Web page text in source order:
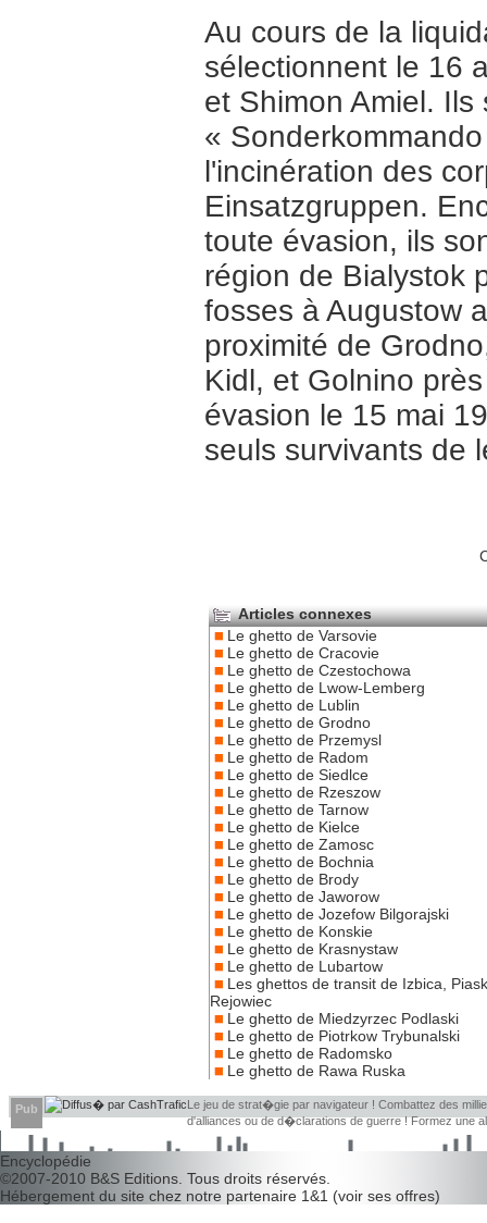
Au cours de la
sélectionnent le 16
et Shimon Amiel.
«
l'incinération des
Einsatzgruppen.
toute évasion, ils
région de Bialystok
fosses à Augustow
proximité de
Kidl, et Golnino
évasion le 15 mai
seuls survivants de
Articles connexes
Le ghetto de Varsovie
Le ghetto de Cracovie
Le ghetto de Czestochowa
Le ghetto de Lwow-Lemberg
Le ghetto de Lublin
Le ghetto de Grodno
Le ghetto de Przemysl
Le ghetto de Radom
Le ghetto de Siedlce
Le ghetto de Rzeszow
Le ghetto de Tarnow
Le ghetto de Kielce
Le ghetto de Zamosc
Le ghetto de Bochnia
Le ghetto de Brody
Le ghetto de Jaworow
Le ghetto de Jozefow Bilgorajski
Le ghetto de Konskie
Le ghetto de Krasnystaw
Le ghetto de Lubartow
Les ghettos de transit de Izbica,
Rejowiec
Le ghetto de Miedzyrzec Podlaski
Le ghetto de Piotrkow Trybunalski
Le ghetto de Radomsko
Le ghetto de Rawa Ruska
Pub
Le jeu de strat�gie par navigateur ! Combattez des
d'alliances ou de d�clarations de guerre ! Formez une
d�couvrir leurs faiblesses !
Encyclopédie
©2007-2010 B&S Editions . Tous droits réservés.
Hébergement du site chez notre partenaire 1&1 (voir ses offres)